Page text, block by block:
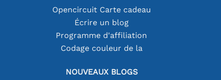
Opencircuit Carte cadeau
Écrire un blog
Programme d'affiliation
Codage couleur de la
NOUVEAUX BLOGS